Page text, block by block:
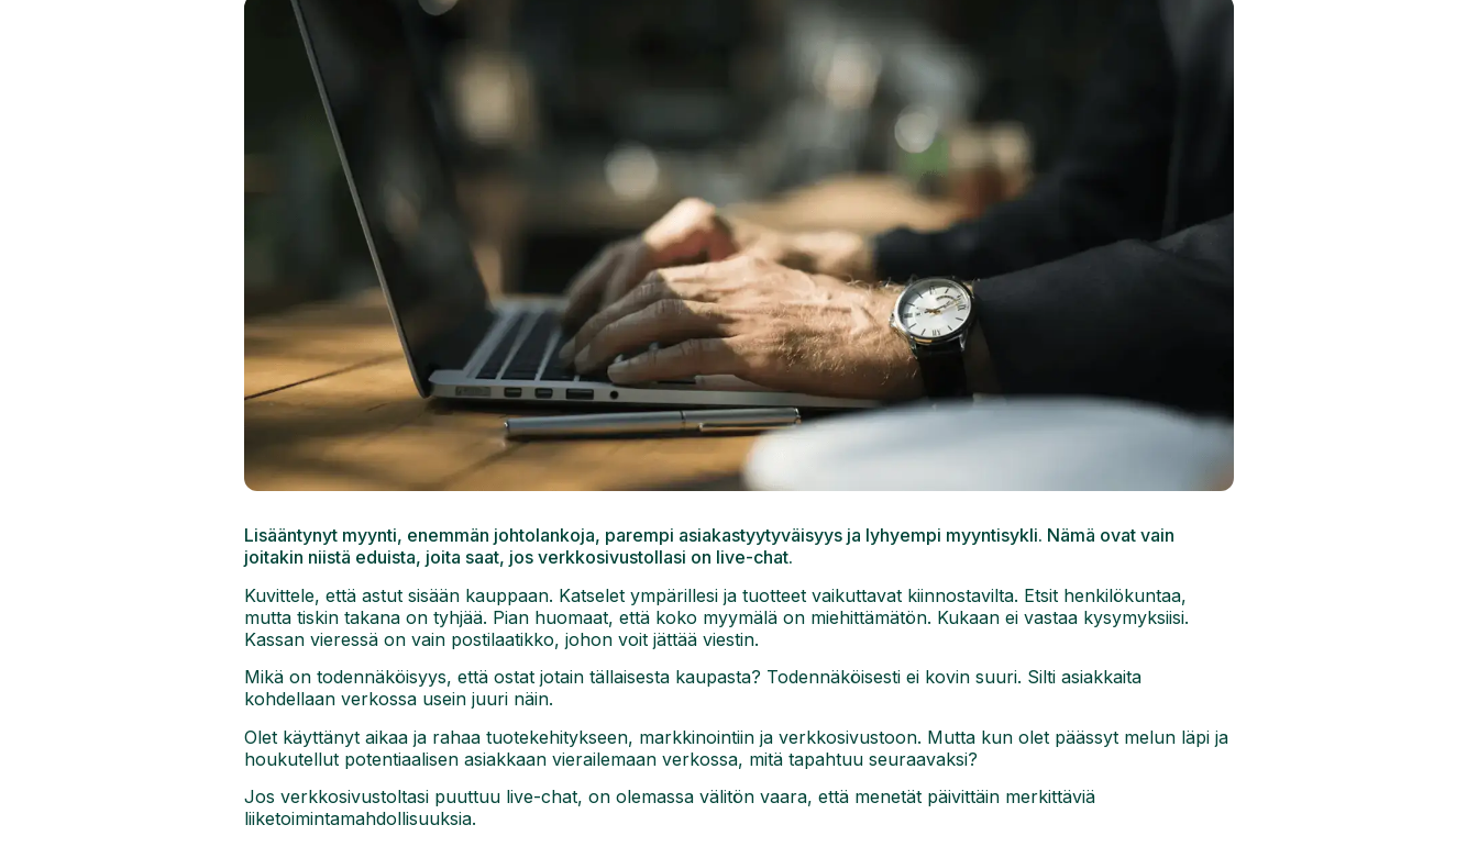
Lisääntynyt myynti, enemmän johtolankoja, parempi asiakastyytyväisyys ja lyhyempi myyntisykli. Nämä ovat vain
joitakin niistä eduista, joita saat, jos verkkosivustollasi on live-chat.
Kuvittele, että astut sisään kauppaan. Katselet ympärillesi ja tuotteet vaikuttavat kiinnostavilta. Etsit henkilökuntaa,
mutta tiskin takana on tyhjää. Pian huomaat, että koko myymälä on miehittämätön. Kukaan ei vastaa kysymyksiisi.
Kassan vieressä on vain postilaatikko, johon voit jättää viestin.
Mikä on todennäköisyys, että ostat jotain tällaisesta kaupasta? Todennäköisesti ei kovin suuri. Silti asiakkaita
kohdellaan verkossa usein juuri näin.
Olet käyttänyt aikaa ja rahaa tuotekehitykseen, markkinointiin ja verkkosivustoon. Mutta kun olet päässyt melun läpi ja
houkutellut potentiaalisen asiakkaan vierailemaan verkossa, mitä tapahtuu seuraavaksi?
Jos verkkosivustoltasi puuttuu live-chat, on olemassa välitön vaara, että menetät päivittäin merkittäviä
liiketoimintamahdollisuuksia.